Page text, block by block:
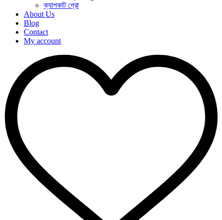
ক্যাপকাট প্রো
About Us
Blog
Contact
My account